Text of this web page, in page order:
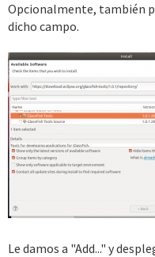
Opcionalmente, también
dicho campo.
Le damos a "Add..." y